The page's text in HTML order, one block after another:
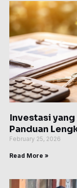
Investasi
Panduan
February 25, 2026
Read More »